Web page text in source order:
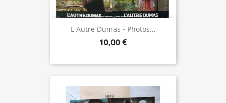
L Autre Dumas - Photos...
10,00 €